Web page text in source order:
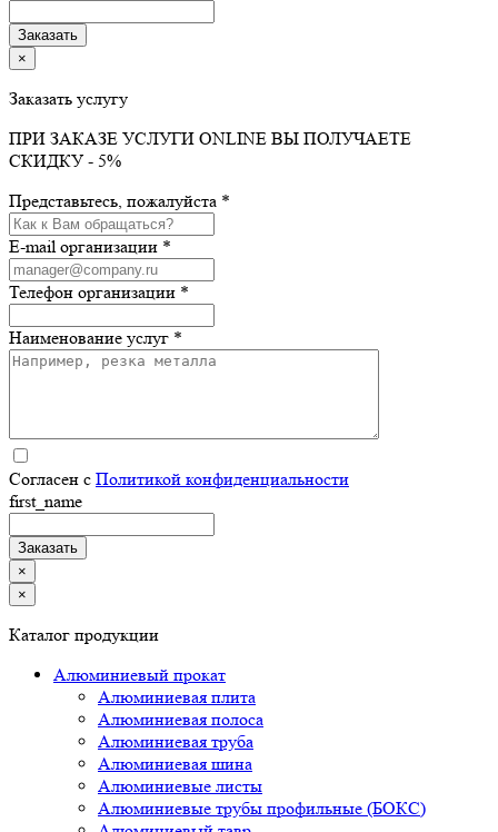
×
Заказать услугу
ПРИ ЗАКАЗЕ УСЛУГИ ONLINE ВЫ ПОЛУЧАЕТЕ
СКИДКУ - 5%
Представьтесь, пожалуйста *
E-mail организации *
Телефон организации *
Наименование услуг *
Согласен с Политикой конфиденциальности
first_name
×
×
Каталог продукции
Алюминиевый прокат
Алюминиевая плита
Алюминиевая полоса
Алюминиевая труба
Алюминиевая шина
Алюминиевые листы
Алюминиевые трубы профильные (БОКС)